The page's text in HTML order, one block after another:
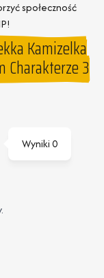
społeczność
Kamizelka
Charakterze 3
Wyniki0